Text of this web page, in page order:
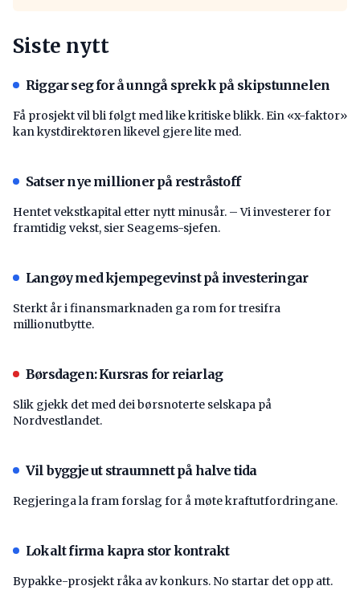
Siste nytt
Riggar seg for å unngå sprekk på skipstunnelen
Få prosjekt vil bli følgt med like kritiske blikk. Ein «x-faktor»
kan kystdirektøren likevel gjere lite med.
Satser nye millioner på restråstoff
Hentet vekstkapital etter nytt minusår. – Vi investerer for
framtidig vekst, sier Seagems-sjefen.
Langøy med kjempegevinst på investeringar
Sterkt år i finansmarknaden ga rom for tresifra
millionutbytte.
Børsdagen: Kursras for reiarlag
Slik gjekk det med dei børsnoterte selskapa på
Nordvestlandet.
Vil byggje ut straumnett på halve tida
Regjeringa la fram forslag for å møte kraftutfordringane.
Lokalt firma kapra stor kontrakt
Bypakke-prosjekt råka av konkurs. No startar det opp att.